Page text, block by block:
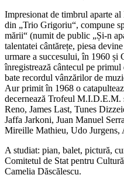
Impresionat de timbrul aparte
din „Trio Grigoriu“, compune
mării“ (numit de public „Și-n
talentatei cântărețe, piesa
urmare a succesului, în 1960 și
înregistrează cântecul pe
bate recordul vânzărilor de
Aur primit în 1968 o
decernează Trofeul M.I.D.E.M.
Reno, James Last, Tunes
Jaffa Jarkoni, Juan Manuel
Mireille Mathieu, Udo Jurgens,
A studiat: pian, balet, pictură,
Comitetul de Stat pentru
Camelia Dăscălescu.